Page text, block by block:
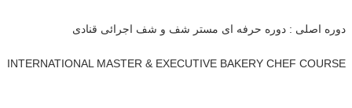
دوره اصلی : دوره حرفه ای مستر شف و شف اجرائی قنادی
INTERNATIONAL MASTER & EXECUTIVE BAKERY CHEF COURSE